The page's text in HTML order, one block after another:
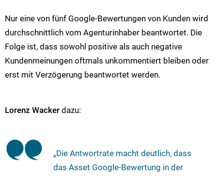
Nur eine von fünf Google-Bewertungen von Kunden wird
durchschnittlich vom Agenturinhaber beantwortet. Die
Folge ist, dass sowohl positive als auch negative
Kundenmeinungen oftmals unkommentiert bleiben oder
erst mit Verzögerung beantwortet werden.
Lorenz Wacker dazu:
„Die Antwortrate macht deutlich, dass
das Asset Google-Bewertung in der